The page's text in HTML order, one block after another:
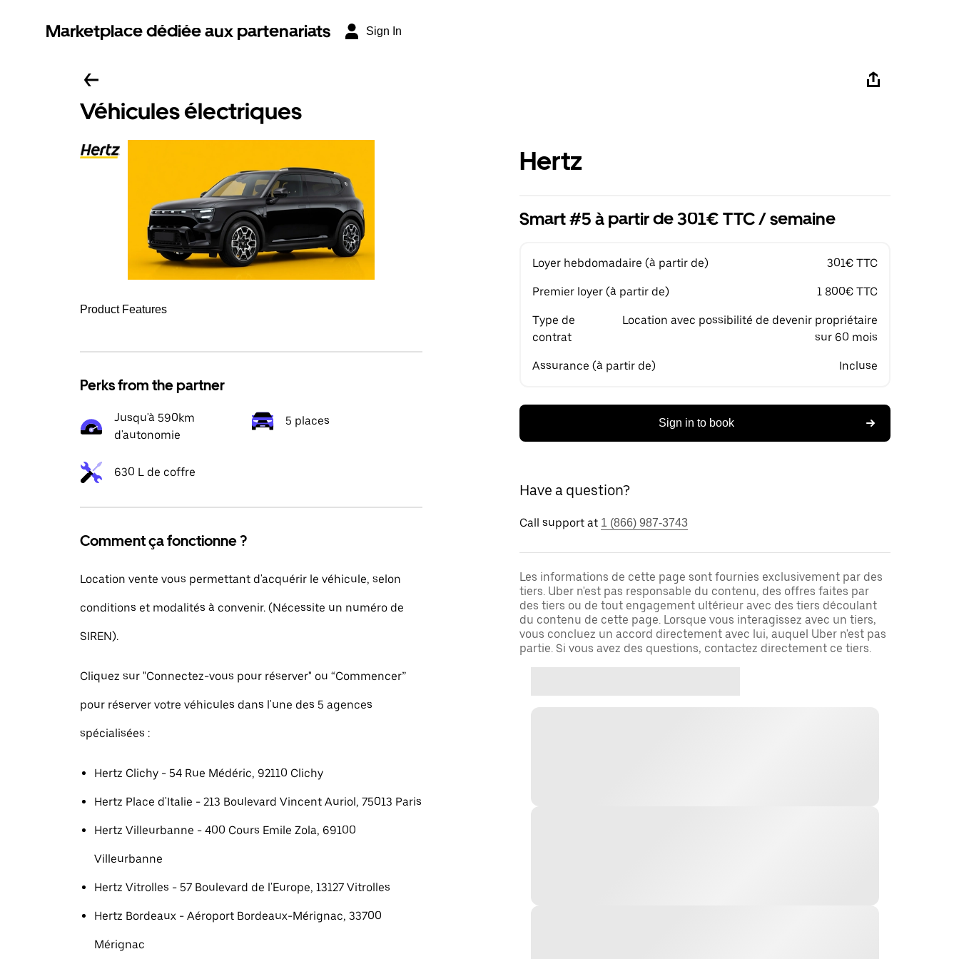
Marketplace dédiée aux partenariats Sign In
Véhicules électriques
Product Features
Perks from the partner
Jusqu'à 590km
d'autonomie
5 places
630 L de coffre
Comment ça fonctionne ?
Location vente vous permettant d'acquérir le véhicule, selon
conditions et modalités à convenir. (Nécessite un numéro de
SIREN).
Cliquez sur "Connectez-vous pour réserver" ou “Commencer”
pour réserver votre véhicules dans l'une des 5 agences
spécialisées :
Hertz Clichy - 54 Rue Médéric, 92110 Clichy
Hertz Place d'Italie - 213 Boulevard Vincent Auriol, 75013 Paris
Hertz Villeurbanne - 400 Cours Emile Zola, 69100
Villeurbanne
Hertz Vitrolles - 57 Boulevard de l'Europe, 13127 Vitrolles
Hertz Bordeaux - Aéroport Bordeaux-Mérignac, 33700
Mérignac
Hertz
Smart #5 à partir de 301€ TTC / semaine
Loyer hebdomadaire (à partir de) 301€ TTC
Premier loyer (à partir de) 1 800€ TTC
Type de
contrat
Location avec possibilité de devenir propriétaire
sur 60 mois
Assurance (à partir de) Incluse
Sign in to book
Have a question?
Call support at 1 (866) 987-3743
Les informations de cette page sont fournies exclusivement par des
tiers. Uber n'est pas responsable du contenu, des offres faites par
des tiers ou de tout engagement ultérieur avec des tiers découlant
du contenu de cette page. Lorsque vous interagissez avec un tiers,
vous concluez un accord directement avec lui, auquel Uber n'est pas
partie. Si vous avez des questions, contactez directement ce tiers.